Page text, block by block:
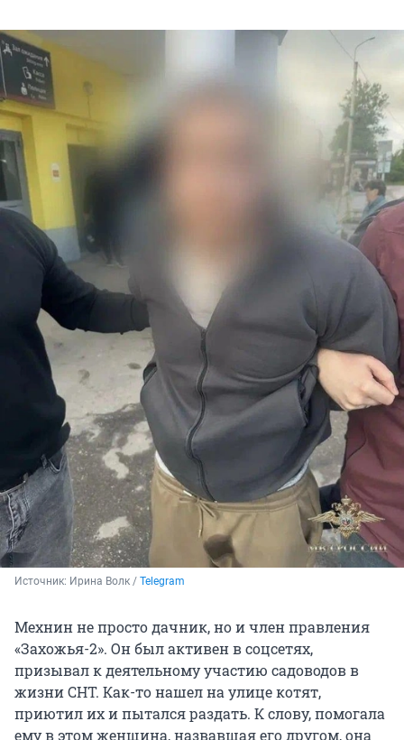
Источник: Ирина Волк / Telegram
Мехнин не просто дачник, но и член правления
«Захожья-2». Он был активен в соцсетях,
призывал к деятельному участию садоводов в
жизни СНТ. Как-то нашел на улице котят,
приютил их и пытался раздать. К слову, помогала
ему в этом женщина, назвавшая его другом, она